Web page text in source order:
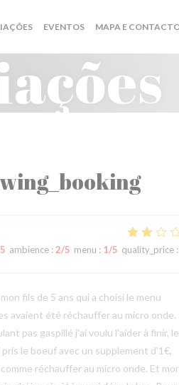
EVENTOS MAPA E
ambience: 2/5 menu : 1/5 quality_price:
fils de 5 ans qui a choisi le menu
avaient été réchauffer au micro onde.
pas gaspillé j'ai voulu l'aider à finir, le
le boeuf avec un supplement d'1€,
réchauffer au micro onde. Et